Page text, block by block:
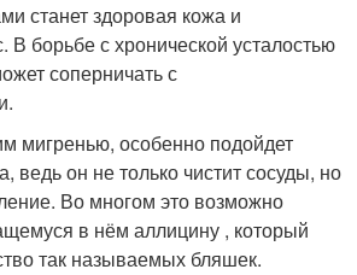
станет здоровая кожа и
борьбе с хронической усталостью
соперничать с
мигренью, особенно подойдет
ведь он не только чистит сосуды, но
Во многом это возможно
в нём аллицину , который
так называемых бляшек.